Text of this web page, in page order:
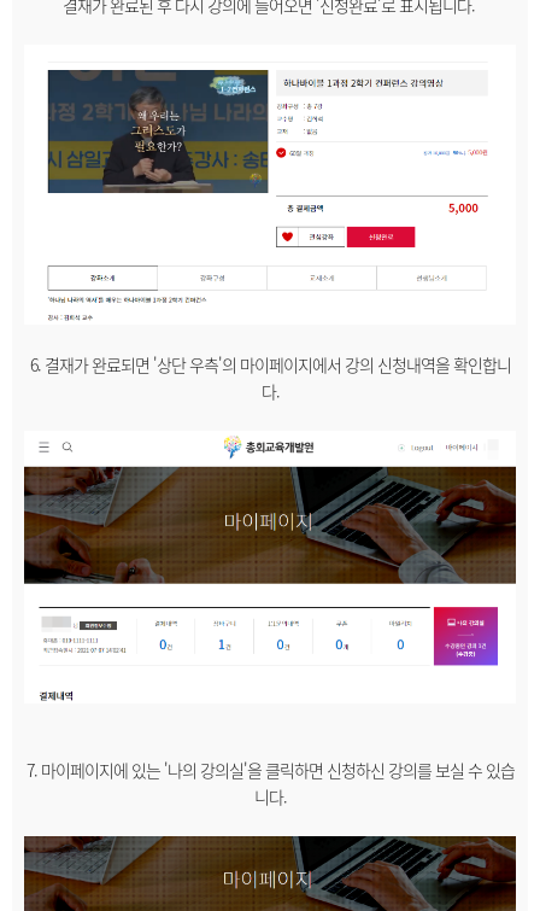
결재가 완료된 후 다시 강의에 들어오면 '신청완료'로 표시됩니다.
6. 결재가 완료되면 '상단 우측'의 마이페이지에서 강의 신청내역을 확인합니
다.
7. 마이페이지에 있는 '나의 강의실'을 클릭하면 신청하신 강의를 보실 수 있습
니다.